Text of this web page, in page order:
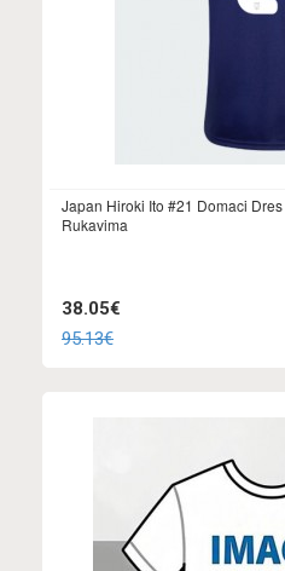
Japan Hiroki Ito #21 Domaci
Rukavima
38.05€
95.13€